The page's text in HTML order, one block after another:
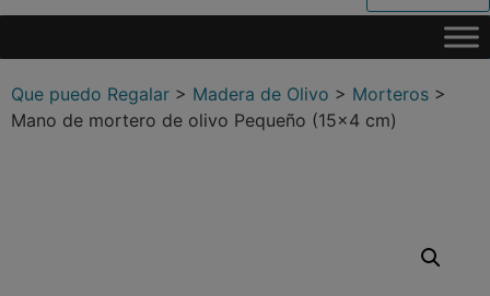
Que puedo Regalar > Madera de Olivo > Morteros >
Mano de mortero de olivo Pequeño (15×4 cm)